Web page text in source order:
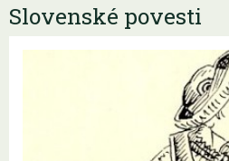
Slovenské povesti